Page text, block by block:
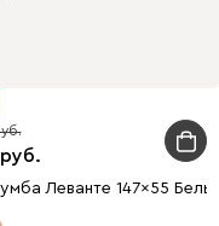
Леванте 147x55